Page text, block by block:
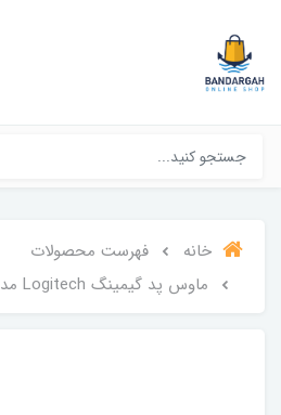
خانه
فهرست محصولات
ماوس پد گیمینگ Logitech مدل G Powerplay